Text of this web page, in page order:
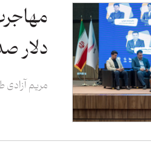
دلار
مریم آزادی